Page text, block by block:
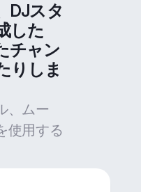
DJスタ
した
チャン
りしま
、ムー
使用する